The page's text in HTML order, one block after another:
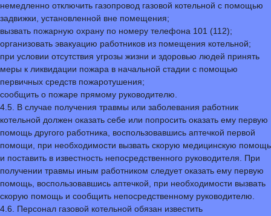
немедленно отключить газопровод газовой котельной с помощью
задвижки, установленной вне помещения;
вызвать пожарную охрану по номеру телефона 101 (112);
организовать эвакуацию работников из помещения котельной;
при условии отсутствия угрозы жизни и здоровью людей принять
меры к ликвидации пожара в начальной стадии с помощью
первичных средств пожаротушения;
сообщить о пожаре прямому руководителю.
4.5. В случае получения травмы или заболевания работник
котельной должен оказать себе или попросить оказать ему первую
помощь другого работника, воспользовавшись аптечкой первой
помощи, при необходимости вызвать скорую медицинскую помощь
и поставить в известность непосредственного руководителя. При
получении травмы иным работником следует оказать ему первую
помощь, воспользовавшись аптечкой, при необходимости вызвать
скорую помощь и сообщить непосредственному руководителю.
4.6. Персонал газовой котельной обязан известить